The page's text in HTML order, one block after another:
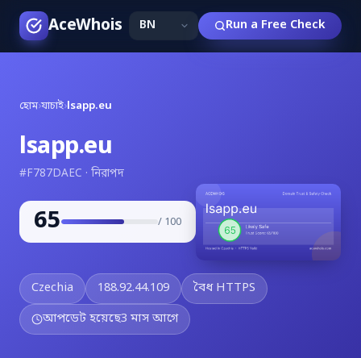
AceWhois Run a Free Check
হোম›যাচাই›lsapp.eu
lsapp.eu
#F787DAEC · নিরাপদ
65 / 100
Czechia 188.92.44.109
বৈধ HTTPS
আপডেট হয়েছে3 মাস আগে